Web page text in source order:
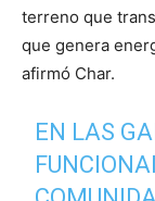
terreno que
que genera
afirmó Char.
EN LAS